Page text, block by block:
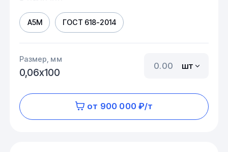
А5М ГОСТ 618-2014
Размер, мм
0,06х100
шт
от 900 000 ₽/т